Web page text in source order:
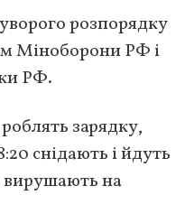
розпорядку
Міноборони РФ і
РФ.
зарядку,
снідають і йдуть
вирушають на